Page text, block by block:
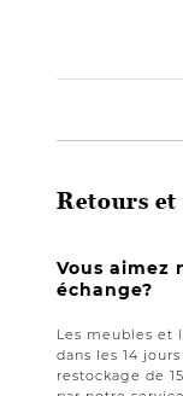
Retours et
Vous aimez
échange?
Les meubles et
dans les 14
restockage de